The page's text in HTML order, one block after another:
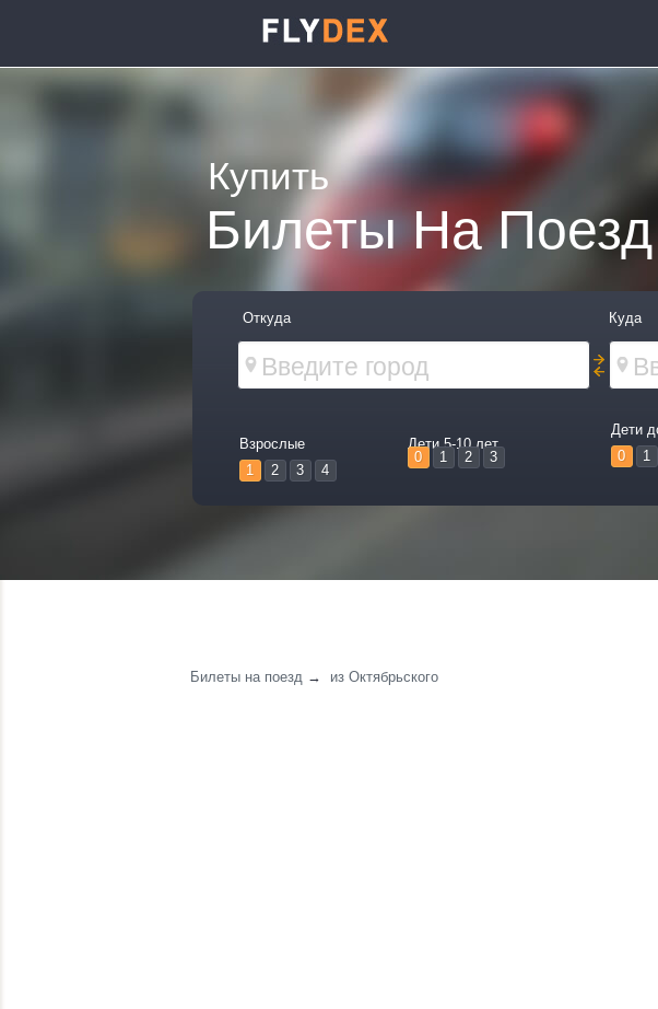
Купить
Билеты На Поезд
Откуда Куда
Взрослые
Дети 5-10 лет
1
2 3 4
0 1 2 3
Дети
0
1
Билеты на поезд → из Октябрьского